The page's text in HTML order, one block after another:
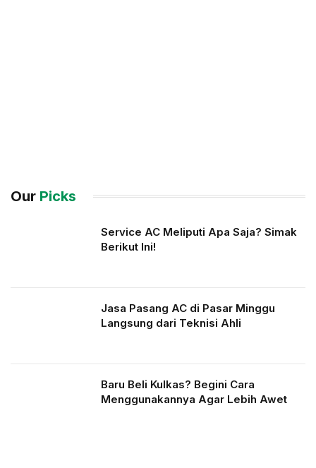
Our Picks
Service AC Meliputi Apa Saja? Simak
Berikut Ini!
Jasa Pasang AC di Pasar Minggu
Langsung dari Teknisi Ahli
Baru Beli Kulkas? Begini Cara
Menggunakannya Agar Lebih Awet